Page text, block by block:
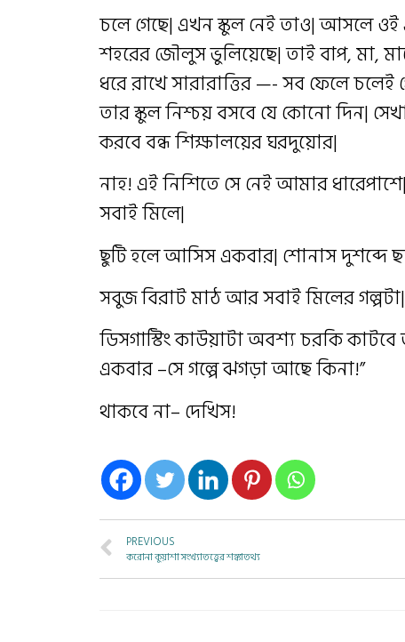
চলে গেছে| এখন স্কুল নেই তাও| আসলে ওই
শহরের জৌলুস ভুলিয়েছে| তাই বাপ, মা,
ধরে রাখে সারারাত্তির —- সব ফেলে
তার স্কুল নিশ্চয় বসবে যে কোনো দিন|
করবে বন্ধ শিক্ষালয়ের ঘরদুয়োর|
নাহ! এই নিশিতে সে নেই আমার
সবাই মিলে|
ছুটি হলে আসিস একবার| শোনাস দুশব্দে
সবুজ বিরাট মাঠ আর সবাই মিলের গল্পটা|
ডিসগাস্টিং কাউয়াটা অবশ্য চরকি
একবার –সে গল্পে ঝগড়া আছে কিনা!”
থাকবে না– দেখিস!
PREVIOUS
করোনা কুয়াশা সংখ্যাতত্ত্বের শঙ্কাতথ্য